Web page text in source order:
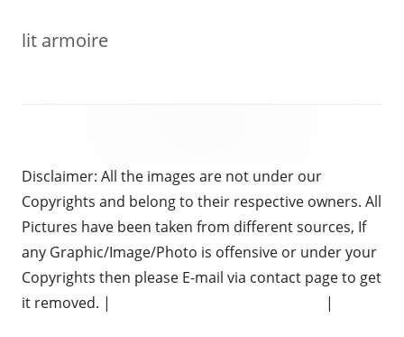
lit armoire
Disclaimer: All the images are not under our
Copyrights and belong to their respective owners. All
Pictures have been taken from different sources, If
any Graphic/Image/Photo is offensive or under your
Copyrights then please E-mail via contact page to get
it removed. |
|